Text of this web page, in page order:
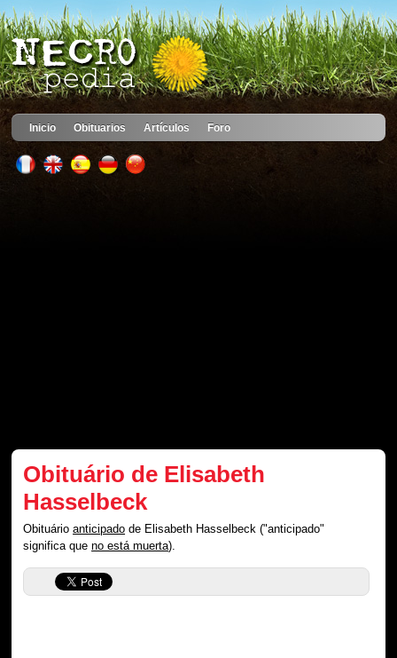
Inicio Obituarios Artículos Foro
Obituário de Elisabeth
Hasselbeck
Obituárioanticipado de Elisabeth Hasselbeck ("anticipado"
significa queno está muerta).